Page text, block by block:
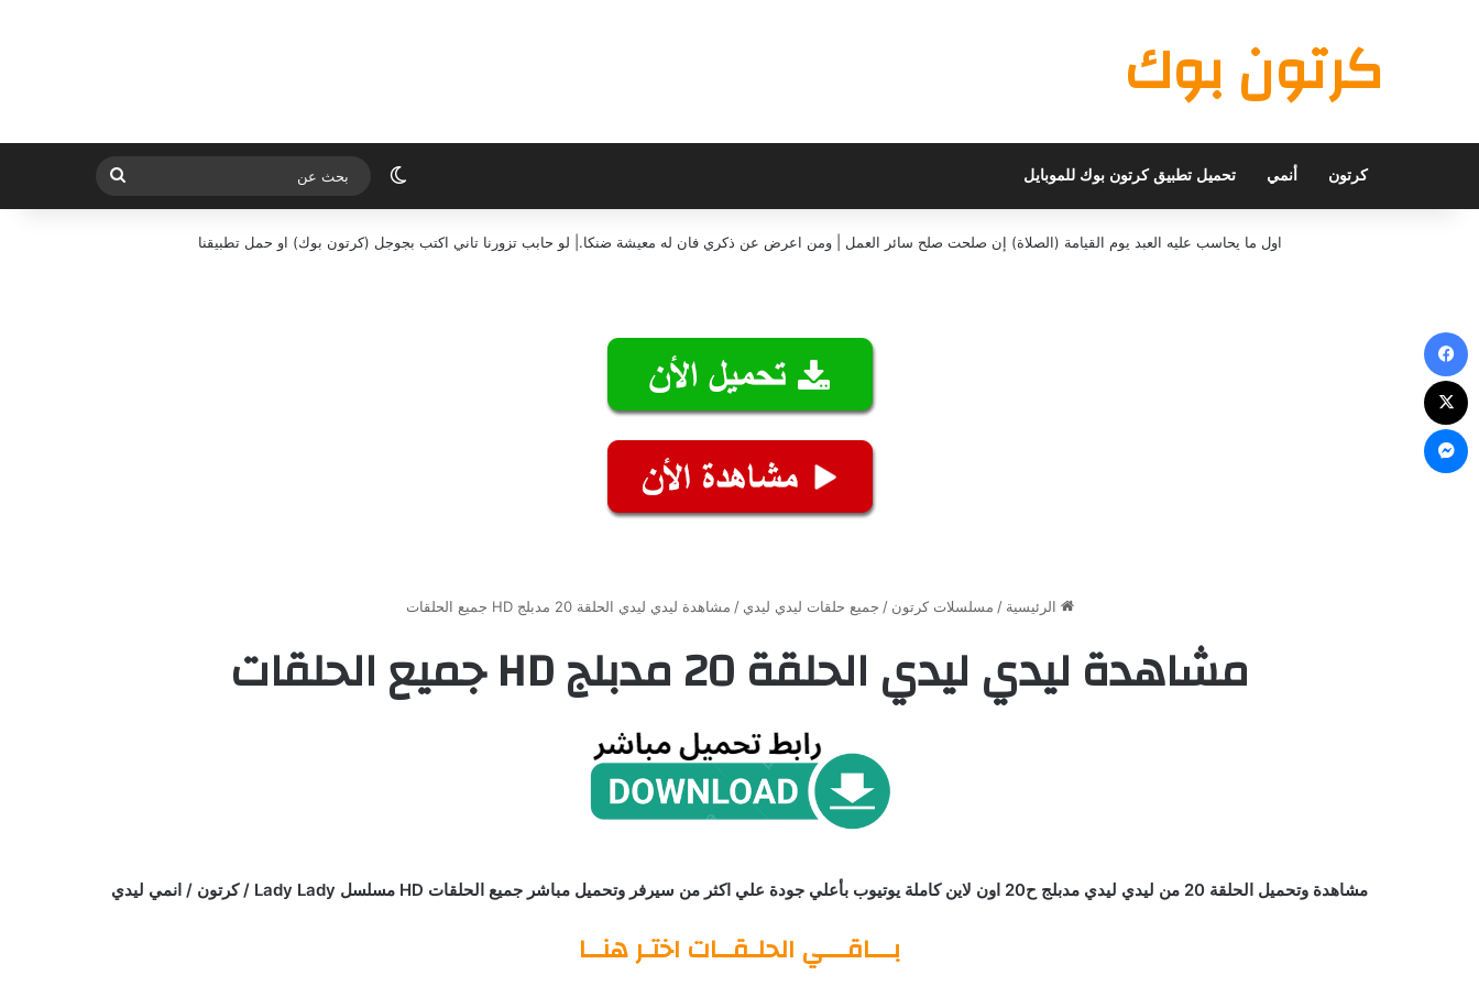
كرتون بوك
كرتون أنمي تحميل تطبيق كرتون بوك للموبايل الوضع المظلم
بحث
عن
اول ما يحاسب عليه العبد يوم القيامة (الصلاة) إن صلحت صلح سائر العمل | ومن اعرض عن ذكري فان له معيشة ضنكا.| لو حابب تزورنا تاني اكتب بجوجل (كرتون بوك) او حمل تطبيقنا
الرئيسية / مسلسلات كرتون / جميع حلقات ليدي ليدي / مشاهدة ليدي ليدي الحلقة 20 مدبلج HD جميع الحلقات
مشاهدة ليدي ليدي الحلقة 20 مدبلج HD جميع الحلقات
مشاهدة وتحميل الحلقة 20 من ليدي ليدي مدبلج ح20 اون لاين كاملة يوتيوب بأعلي جودة علي اكثر من سيرفر وتحميل مباشر جميع الحلقات HD مسلسل Lady Lady / كرتون / انمي ليدي
بـــاقـــي الحلـقــات اختـر هنــا